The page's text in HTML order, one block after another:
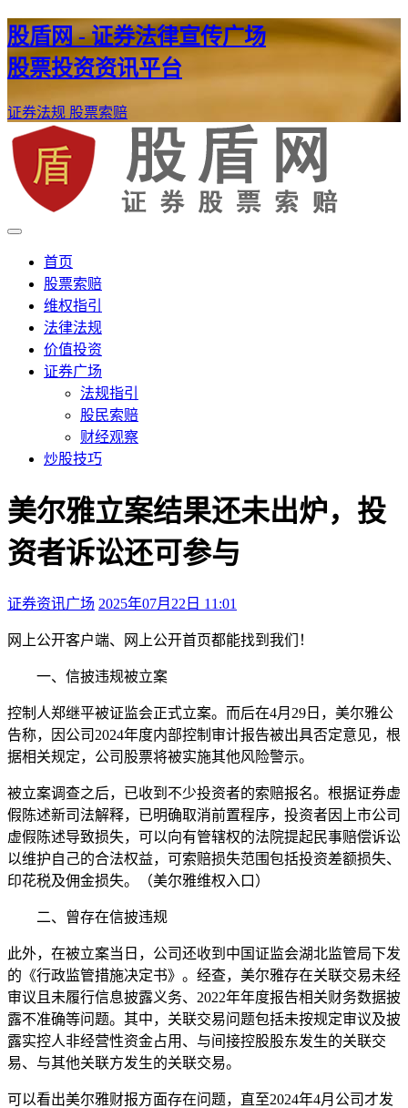
股盾网 - 证券法律宣传广场
股票投资资讯平台
证券法规 股票索赔
股盾网
证券股票维权网
首页
股票索赔
维权指引
法律法规
价值投资
证券广场
法规指引
股民索赔
财经观察
炒股技巧
美尔雅立案结果还未出炉，投
资者诉讼还可参与
证券资讯广场 2025年07月22日 11:01
网上公开客户端、 网上公开首页都能找到我们！
一、信披违规被立案
控制人郑继平被证监会正式立案。而后在4月29日，美尔雅公
告称，因公司2024年度内部控制审计报告被出具否定意见，根
据相关规定，公司股票将被实施其他风险警示。
被立案调查之后，已收到不少投资者的索赔报名。根据证券虚
假陈述新司法解释，已明确取消前置程序，投资者因上市公司
虚假陈述导致损失，可以向有管辖权的法院提起民事赔偿诉讼
以维护自己的合法权益，可索赔损失范围包括投资差额损失、
印花税及佣金损失。
（美尔雅维权入口）
二、曾存在信披违规
此外，在被立案当日，公司还收到中国证监会湖北监管局下发
的《行政监管措施决定书》。经查，美尔雅存在关联交易未经
审议且未履行信息披露义务、2022年年度报告相关财务数据披
露不准确等问题。其中，关联交易问题包括未按规定审议及披
露实控人非经营性资金占用、与间接控股股东发生的关联交
易、与其他关联方发生的关联交易。
可以看出美尔雅财报方面存在问题，直至2024年4月公司才发